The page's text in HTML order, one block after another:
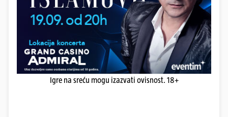
Igre na sreću mogu izazvati ovisnost. 18+